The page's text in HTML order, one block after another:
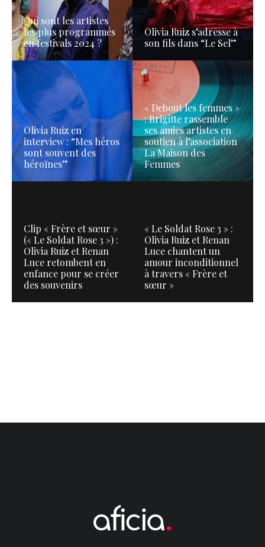
Qui sont les artistes
les plus programmés
en festivals 2024 ?
Olivia Ruiz s’adresse à
son fils dans “Le Sel”
Olivia Ruiz en
interview : “Mes héros
sont souvent des
héroïnes”
« Debout les femmes »
: Brigitte rassemble
ses amies artistes en
soutien à l’association
La Maison des
Femmes
Clip « Frère et sœur »
(« Le Soldat Rose 3 ») :
Olivia Ruiz et Renan
Luce retombent en
enfance pour se créer
des souvenirs
« Le Soldat Rose 3 » :
Olivia Ruiz et Renan
Luce chantent un
amour inconditionnel
à travers « Frère et
sœur »